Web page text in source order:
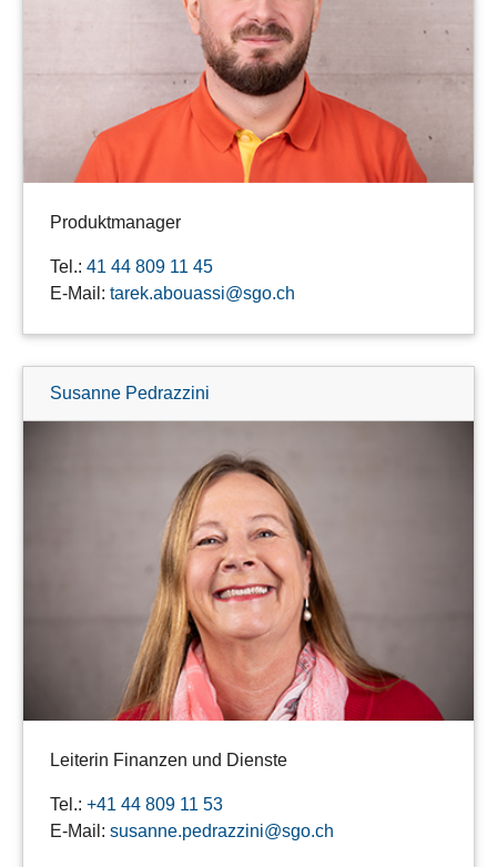
Produktmanager
Tel.: 41 44 809 11 45
E-Mail: tarek.abouassi@sgo.ch
Susanne Pedrazzini
Leiterin Finanzen und Dienste
Tel.: +41 44 809 11 53
E-Mail: susanne.pedrazzini@sgo.ch